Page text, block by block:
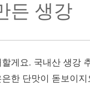
든 생강
게요. 국내산 생강
한 단맛이 돋보이